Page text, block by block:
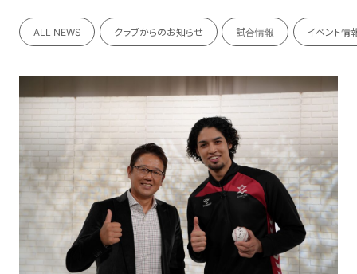
NEWS
TEAM
SCHEDULE
TICKET
ホーム戦一覧
ALL NEWS クラブからのお知らせ 試合情報 イベント情